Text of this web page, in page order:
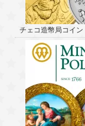
チェコ造幣局コイン